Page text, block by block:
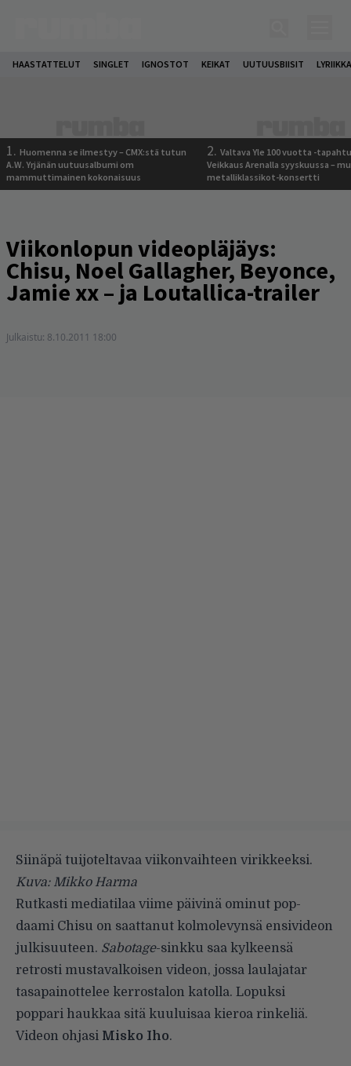
HAASTATTELUT SINGLET IGNOSTOT KEIKAT UUTUUSBIISIT
1. Huomenna se ilmestyy – CMX:stä tutun
A.W. Yrjänän uutuusalbumi om
mammuttimainen kokonaisuus
2. Valtava Yle 100 vuotta -
Veikkaus Arenalla syyskuussa –
metalliklassikot-konsertti
Viikonlopun videopläjäys:
Chisu, Noel Gallagher, Beyonce,
Jamie xx – ja Loutallica-trailer
Julkaistu: 8.10.2011 18:00
Siinäpä tuijoteltavaa viikonvaihteen virikkeeksi.
Kuva: Mikko Harma
Rutkasti mediatilaa viime päivinä ominut pop-
daami Chisu on saattanut kolmolevynsä ensivideon
julkisuuteen. Sabotage-sinkku saa kylkeensä
retrosti mustavalkoisen videon, jossa laulajatar
tasapainottelee kerrostalon katolla. Lopuksi
poppari haukkaa sitä kuuluisaa kieroa rinkeliä.
Videon ohjasi Misko Iho.